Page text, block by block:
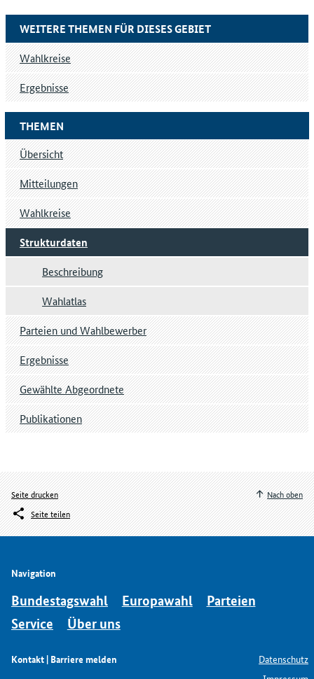
THEMEN
Übersicht
Mitteilungen
Wahlkreise
Strukturdaten
Beschreibung
Wahlatlas
Parteien und Wahlbewerber
Ergebnisse
Gewählte Abgeordnete
Publikationen
WEITERE THEMEN FÜR DIESES GEBIET
Wahlkreise
Ergebnisse
Seite drucken
Seite teilen
Nach oben
Navigation
Bundestagswahl Europawahl
Parteien
Service
Über uns
Kontakt | Barriere melden
Datenschutz